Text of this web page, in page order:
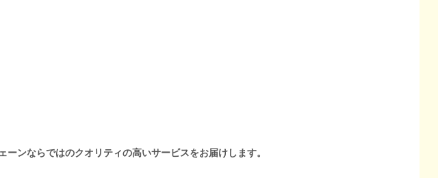
ーンならではのクオリティの高いサービスをお届けします。